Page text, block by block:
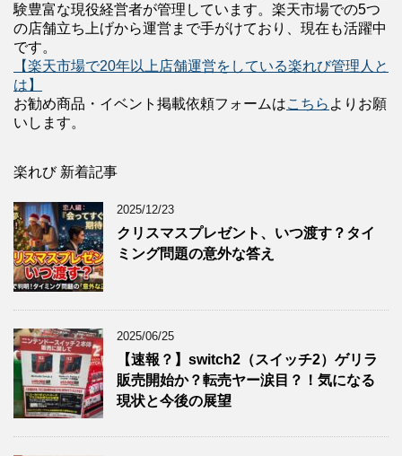
験豊富な現役経営者が管理しています。楽天市場での5つ
の店舗立ち上げから運営まで手がけており、現在も活躍中
です。
【楽天市場で20年以上店舗運営をしている楽れび管理人と
は】
お勧め商品・イベント掲載依頼フォームはこちら よりお願
いします。
楽れび 新着記事
2025/12/23
クリスマスプレゼント、いつ渡す？タイ
ミング問題の意外な答え
2025/06/25
【速報？】switch2（スイッチ2）ゲリラ
販売開始か？転売ヤー涙目？！気になる
現状と今後の展望